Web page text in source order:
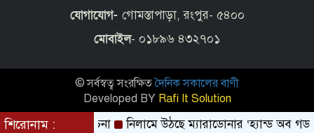
আমার সঙ্গে বিয়ে নয়, হয়তো স্বপ্নের বাসর
হয়েছিল: শাবনূর
দেশের উন্নয়ন ও মানুষের কল্যাণে কাজ করুন
: ইউএনওদের প্রধানমন্ত্রী
যোগাযোগ- গোমস্তাপাড়া, রংপুর- ৫৪০০
মোবাইল- ০১৮৯৬ ৪৩২৭০১
শিরোনাম :সমালোচনা নিলামে উঠছে ম্যারাডোনার ‘হ্যান্ড অব গড’
© সর্বস্বত্ব সংরক্ষিতদৈনিক সকালের বাণী
Developed BY Rafi It Solution